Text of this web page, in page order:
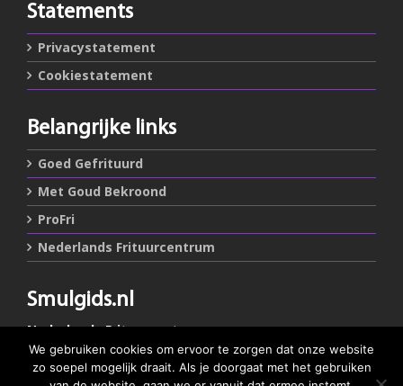
Statements
Privacystatement
Cookiestatement
Belangrijke links
Goed Gefrituurd
Met Goud Bekroond
ProFri
Nederlands Frituurcentrum
Smulgids.nl
Nederlands Frituurcentrum
Blaarthemseweg 72
5502 JW Veldhoven
We gebruiken cookies om ervoor te zorgen dat onze website
zo soepel mogelijk draait. Als je doorgaat met het gebruiken